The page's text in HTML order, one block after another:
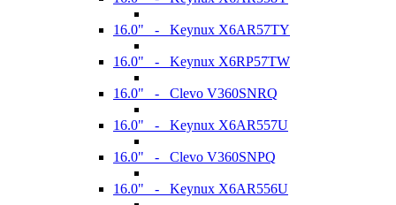
16.0" - Keynux X6AR57TY
16.0" - Keynux X6RP57TW
16.0" - Clevo V360SNRQ
16.0" - Keynux X6AR557U
16.0" - Clevo V360SNPQ
16.0" - Keynux X6AR556U